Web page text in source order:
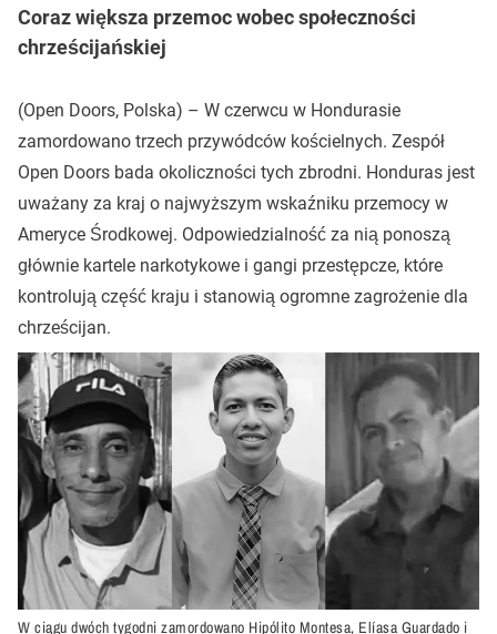
Coraz większa przemoc wobec społeczności
chrześcijańskiej
(Open Doors, Polska) – W czerwcu w Hondurasie
zamordowano trzech przywódców kościelnych. Zespół
Open Doors bada okoliczności tych zbrodni. Honduras jest
uważany za kraj o najwyższym wskaźniku przemocy w
Ameryce Środkowej. Odpowiedzialność za nią ponoszą
głównie kartele narkotykowe i gangi przestępcze, które
kontrolują część kraju i stanowią ogromne zagrożenie dla
chrześcijan.
W ciągu dwóch tygodni zamordowano Hipólito Montesa, Elíasa Guardado i